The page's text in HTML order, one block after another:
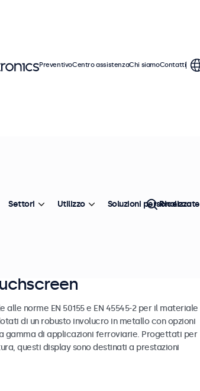
norme EN 50155 e EN 45545-2 per il materiale
di un robusto involucro in metallo con opzioni
gamma di applicazioni ferroviarie. Progettati per
questi display sono destinati a prestazioni
PreventivoCentro assistenzaChi siamoContatti
Settori Utilizzo Soluzioni personalizzate
Ricerca